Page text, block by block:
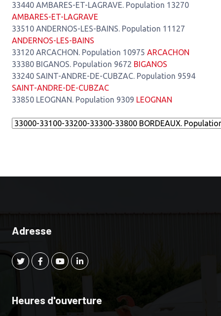
33440 AMBARES-ET-LAGRAVE. Population 13270
AMBARES-ET-LAGRAVE
33510 ANDERNOS-LES-BAINS. Population 11127
ANDERNOS-LES-BAINS
33120 ARCACHON. Population 10975 ARCACHON
33380 BIGANOS. Population 9672 BIGANOS
33240 SAINT-ANDRE-DE-CUBZAC. Population 9594
SAINT-ANDRE-DE-CUBZAC
33850 LEOGNAN. Population 9309 LEOGNAN
Adresse
Heures d'ouverture